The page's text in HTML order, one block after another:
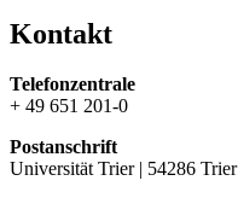
Kontakt
Telefonzentrale
+ 49 651 201-0
Postanschrift
Universität Trier | 54286 Trier